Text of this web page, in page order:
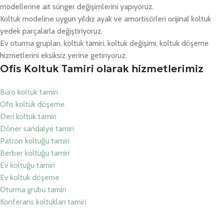
modellerine ait sünger değişimlerini yapıyoruz.
Koltuk modeline uygun yıldız ayak ve amortisörleri orijinal koltuk
yedek parçalarla değiştiriyoruz.
Ev oturma grupları, koltuk tamiri, koltuk değişimi, koltuk döşeme
hizmetlerini eksiksiz yerine getiriyoruz.
Ofis Koltuk Tamiri olarak hizmetlerimiz
Büro koltuk tamiri
Ofis koltuk döşeme
Deri koltuk tamiri
Döner sandalye tamiri
Patron koltuğu tamiri
Berber koltuğu tamiri
Ev koltuğu tamiri
Ev koltuk döşeme
Oturma grubu tamiri
Konferans koltukları tamiri